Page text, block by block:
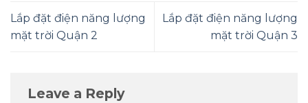
Lắp đặt điện năng lượng
mặt trời Quận 2
Lắp đặt điện năng lượng
mặt trời Quận 3
Leave a Reply